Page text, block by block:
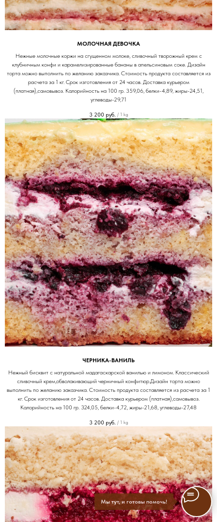
МОЛОЧНАЯ ДЕВОЧКА
Нежные молочные коржи на сгущенном молоке, сливочный творожный крем с
клубничным конфи и карамелизированные бананы в апельсиновым соке. Дизайн
торта можно выполнить по желанию заказчика. Стоимость продукта составляется из
расчета за 1 кг. Срок изготовления от 24 часов. Доставка курьером
(платная),самовывоз. Калорийность на 100 гр. 359,06, белки-4,89, жиры-24,51,
углеводы-29,71
3 200 руб. / 1 kg
ЧЕРНИКА-ВАНИЛЬ
Нежный бисквит с натуральной мадагаскарской ванилью и лимоном. Классический
сливочный крем,обволакивающий черничный конфитюр.Дизайн торта можно
выполнить по желанию заказчика. Стоимость продукта составляется из расчета за 1
кг. Срок изготовления от 24 часов. Доставка курьером (платная),самовывоз.
Калорийность на 100 гр. 324,05, белки-4,72, жиры-21,68, углеводы-27,48
3 200 руб. / 1 kg
Мы тут, и готовы помочь!